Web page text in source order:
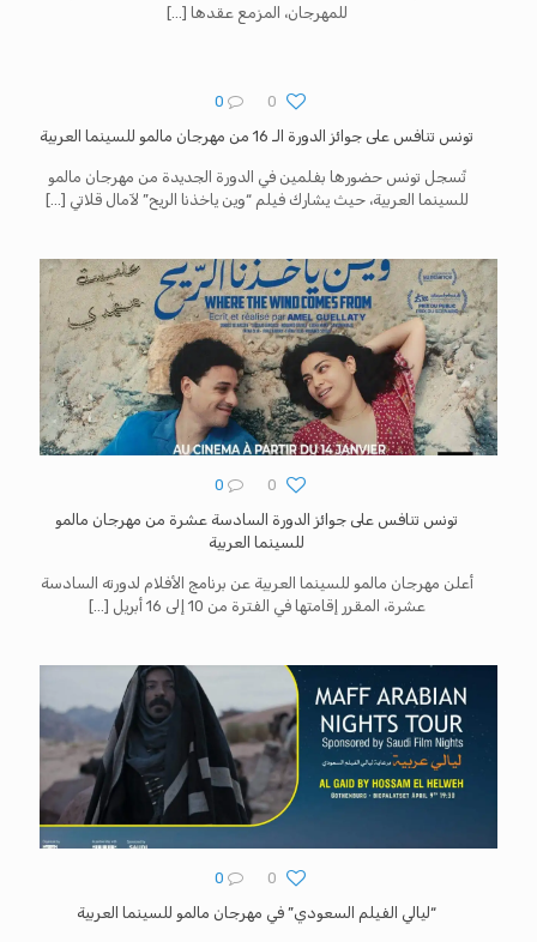
للمهرجان، المزمع عقدها […]
0
0
تونس تنافس على جوائز الدورة الـ 16 من مهرجان مالمو للسينما العربية
تًسجل تونس حضورها بفلمين في الدورة الجديدة من مهرجان مالمو
للسينما العربية، حيث يشارك فيلم “وين ياخذنا الريح” لآمال قلاتي […]
0
0
تونس تنافس على جوائز الدورة السادسة عشرة من مهرجان مالمو
للسينما العربية
أعلن مهرجان مالمو للسينما العربية عن برنامج الأفلام لدورته السادسة
عشرة، المقرر إقامتها في الفترة من 10 إلى 16 أبريل
[…]
0
0
“ليالي الفيلم السعودي” في مهرجان مالمو للسينما العربية